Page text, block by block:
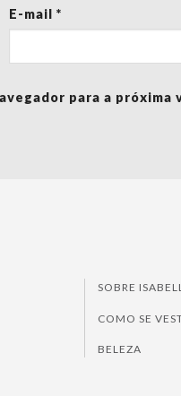
E-mail *
para a próxima
SOBRE
COMO SE
BELEZA